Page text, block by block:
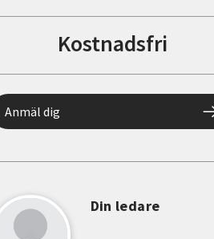
Kostnadsfri
Anmäl dig
Din ledare